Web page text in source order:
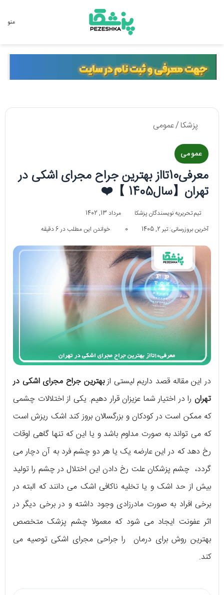
منو
پزشکا/عمومی
عمومی
معرفی10تااز بهترین جراح مجرای اشکی در
تهران【سال1405 】❤️
تیم تحریریه نویسندگان پزشکا
مرداد 13, 1402
آخرین بروزرسانی: تیر 2, 1405
0 خواندن این مطلب در 6 دقیقه
در این مقاله قصد داریم لیستی ازبهترین جراح مجرای اشکی در
تهران را در اختیار شما عزیزان قرار دهیم. یکی از اختلالات چشمی
که ممکن است در کودکان و بزرگسالان بروز کند اشک ریزش است
که می تواند به صورت مداوم باشد و یا این که تنها گاهی اوقات
رخ دهد که در این عارضه یک یا هر دو چشم فرد به آن دچار می
گردد، چشم پزشکان علت رخ دادن این اختلال در چشم را تولید
بیش از حد اشک و یا تخلیه ناکافی اشک می دانند که البته در
برخی افراد به صورت مادرزادی وجود داشته و در برخی دیگر در
اثر عفونت ایجاد می شود که معمولا چشم پزشک متخصص
بهترین روش برای درمان را جراحی مجرای اشکی توصیه می
کند.